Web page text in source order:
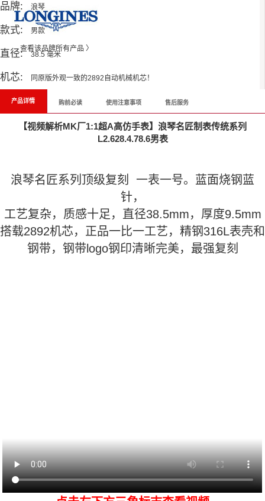
查看该品牌所有产品 〉
品牌: 浪琴
款式: 男款
直径: 38.5 毫米
机芯: 同原版外观一致的2892自动机械机芯！
产品详情 购前必读 使用注意事项 售后服务
【视频解析MK厂1:1超A高仿手表】浪琴名匠制表传统系列
L2.628.4.78.6男表
浪琴名匠系列顶级复刻 一表一号。蓝面烧钢蓝
针，
工艺复杂，质感十足，直径38.5mm，厚度9.5mm
搭载2892机芯，正品一比一工艺，精钢316L表壳和
钢带，钢带logo钢印清晰完美，最强复刻